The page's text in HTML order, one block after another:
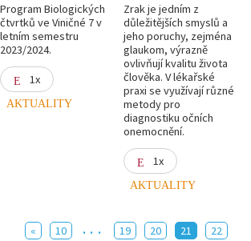
Program Biologických
čtvrtků ve Viničné 7 v
letním semestru
2023/2024.
1x
AKTUALITY
Zrak je jedním z
důležitějších smyslů a
jeho poruchy, zejména
glaukom, výrazně
ovlivňují kvalitu života
člověka. V lékařské
praxi se využívají různé
metody pro
diagnostiku očních
onemocnění.
1x
AKTUALITY
« 10 ... 19 20 21
22